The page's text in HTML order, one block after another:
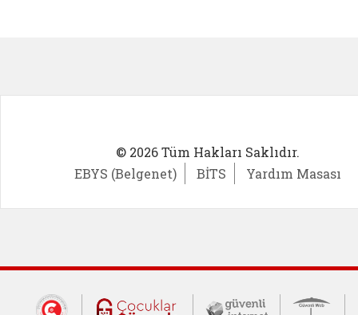
© 2026 Tüm Hakları Saklıdır.
EBYS (Belgenet)
BİTS Yardım Masası
Cumhurbaşkanlığı İletişim Merkezi
Çocuklar Güvende (yeni
Güvenli